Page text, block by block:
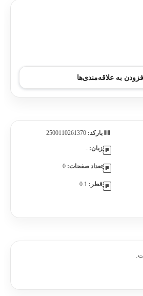
افزودن به علاقه‌مندی‌ها
بارکد:
زبان: -
تعداد صفحات: 0
قطر: 0.1